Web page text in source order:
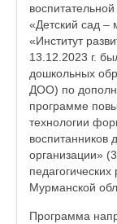
«Детский сад
«Институт
13.12.2023 г.
дошкольных
ДОО) по
программе
технологии
воспитанников
организации»
Мурманской
Программа